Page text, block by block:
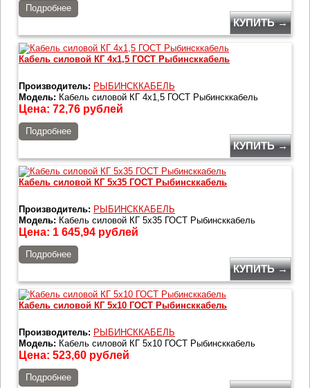
Подробнее
КУПИТЬ →
Кабель силовой КГ 4х1,5 ГОСТ Рыбинсккабель
Производитель: РЫБИНСККАБЕЛЬ
Модель: Кабель силовой КГ 4х1,5 ГОСТ Рыбинсккабель
Цена: 72,76 рублей
Подробнее
КУПИТЬ →
Кабель силовой КГ 5х35 ГОСТ Рыбинсккабель
Производитель: РЫБИНСККАБЕЛЬ
Модель: Кабель силовой КГ 5х35 ГОСТ Рыбинсккабель
Цена: 1 645,94 рублей
Подробнее
КУПИТЬ →
Кабель силовой КГ 5х10 ГОСТ Рыбинсккабель
Производитель: РЫБИНСККАБЕЛЬ
Модель: Кабель силовой КГ 5х10 ГОСТ Рыбинсккабель
Цена: 523,60 рублей
Подробнее